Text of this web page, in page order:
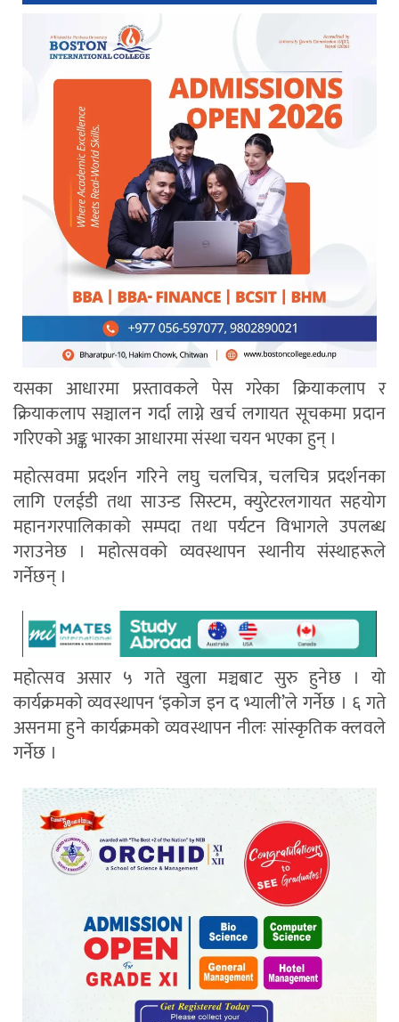
यसका आधारमा प्रस्तावकले पेस गरेका क्रियाकलाप र
क्रियाकलाप सञ्चालन गर्दा लाग्ने खर्च लगायत सूचकमा प्रदान
गरिएको अङ्क भारका आधारमा संस्था चयन भएका हुन् ।
महोत्सवमा प्रदर्शन गरिने लघु चलचित्र, चलचित्र प्रदर्शनका
लागि एलईडी तथा साउन्ड सिस्टम, क्युरेटरलगायत सहयोग
महानगरपालिकाको सम्पदा तथा पर्यटन विभागले उपलब्ध
गराउनेछ । महोत्सवको व्यवस्थापन स्थानीय संस्थाहरूले
गर्नेछन् ।
महोत्सव असार ५ गते खुला मञ्चबाट सुरु हुनेछ । यो
कार्यक्रमको व्यवस्थापन ‘इकोज इन द भ्याली’ले गर्नेछ । ६ गते
असनमा हुने कार्यक्रमको व्यवस्थापन नीलः सांस्कृतिक क्लवले
गर्नेछ ।